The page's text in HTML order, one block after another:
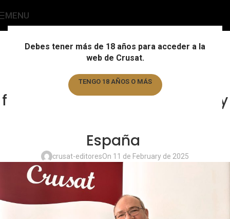
Debes tener más de 18 años para acceder a la
web de Crusat.
TENGO 18 AÑOS O MÁS
MENU Blog Cervecero
Víctor Lechado en Bar&Beer:
figura clave en la divulgación y
España
crusat-editoresOn 11 de February de 2025